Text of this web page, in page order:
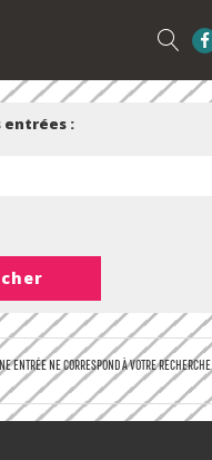
entrées :
ENTRÉE NE CORRESPOND À VOTRE RECHERCHE.